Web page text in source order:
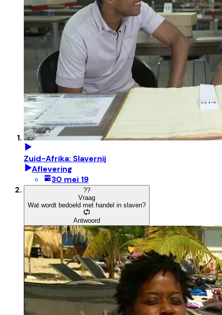
Zuid-Afrika: Slavernij
Aflevering
30 mei 19
??
Vraag
Wat wordt bedoeld met handel in slaven?
Antwoord